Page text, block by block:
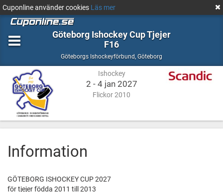
Cuponline använder cookies Läs mer
Göteborg Ishockey Cup Tjejer
F16
Göteborgs Ishockeyförbund, Ishockey
GöteborgGöteborg
Ishockey
2 - 4 jan 2027
Flickor 2010
Information
GÖTEBORG ISHOCKEY CUP 2027
för tjejer födda 2011 till 2013